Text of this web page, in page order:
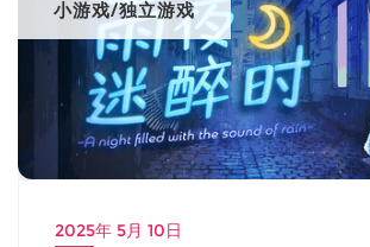
小游戏/独立游戏
2025年 5月 10日